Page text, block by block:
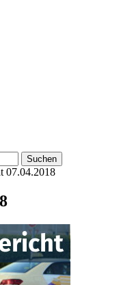
07.04.2018